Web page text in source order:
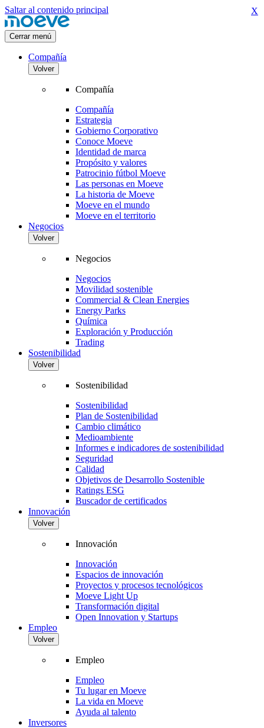
Saltar al contenido principal
Cerrar menú
Compañía
Volver
Compañía
Compañía
Estrategia
Gobierno Corporativo
Conoce Moeve
Identidad de marca
Propósito y valores
Patrocinio fútbol Moeve
Las personas en Moeve
La historia de Moeve
Moeve en el mundo
Moeve en el territorio
Negocios
Volver
Negocios
Negocios
Movilidad sostenible
Commercial & Clean Energies
Energy Parks
Química
Exploración y Producción
Trading
Sostenibilidad
Volver
Sostenibilidad
Sostenibilidad
Plan de Sostenibilidad
Cambio climático
Medioambiente
Informes e indicadores de sostenibilidad
Seguridad
Calidad
Objetivos de Desarrollo Sostenible
Ratings ESG
Buscador de certificados
Innovación
Volver
Innovación
Innovación
Espacios de innovación
Proyectos y procesos tecnológicos
Moeve Light Up
Transformación digital
Open Innovation y Startups
Empleo
Volver
Empleo
Empleo
Tu lugar en Moeve
La vida en Moeve
Ayuda al talento
Inversores
X